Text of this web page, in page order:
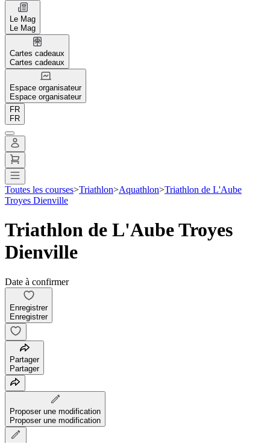
Le Mag
Le Mag
Cartes cadeaux
Cartes cadeaux
Espace organisateur
Espace organisateur
FR
FR
Toutes les courses>Triathlon>Aquathlon>Triathlon de L'Aube
Troyes Dienville
Triathlon de L'Aube Troyes
Dienville
Date à confirmer
Enregistrer
Enregistrer
Partager
Partager
Proposer une modification
Proposer une modification